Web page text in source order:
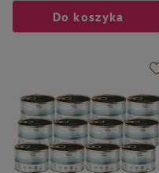
Do koszyka